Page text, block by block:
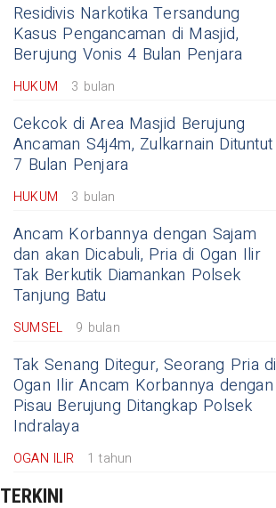
Residivis Narkotika Tersandung
Kasus Pengancaman di Masjid,
Berujung Vonis 4 Bulan Penjara
HUKUM 3 bulan
Cekcok di Area Masjid Berujung
Ancaman S4j4m, Zulkarnain Dituntut
7 Bulan Penjara
HUKUM 3 bulan
Ancam Korbannya dengan Sajam
dan akan Dicabuli, Pria di Ogan Ilir
Tak Berkutik Diamankan Polsek
Tanjung Batu
SUMSEL 9 bulan
Tak Senang Ditegur, Seorang Pria di
Ogan Ilir Ancam Korbannya dengan
Pisau Berujung Ditangkap Polsek
Indralaya
OGAN ILIR 1 tahun
TERKINI